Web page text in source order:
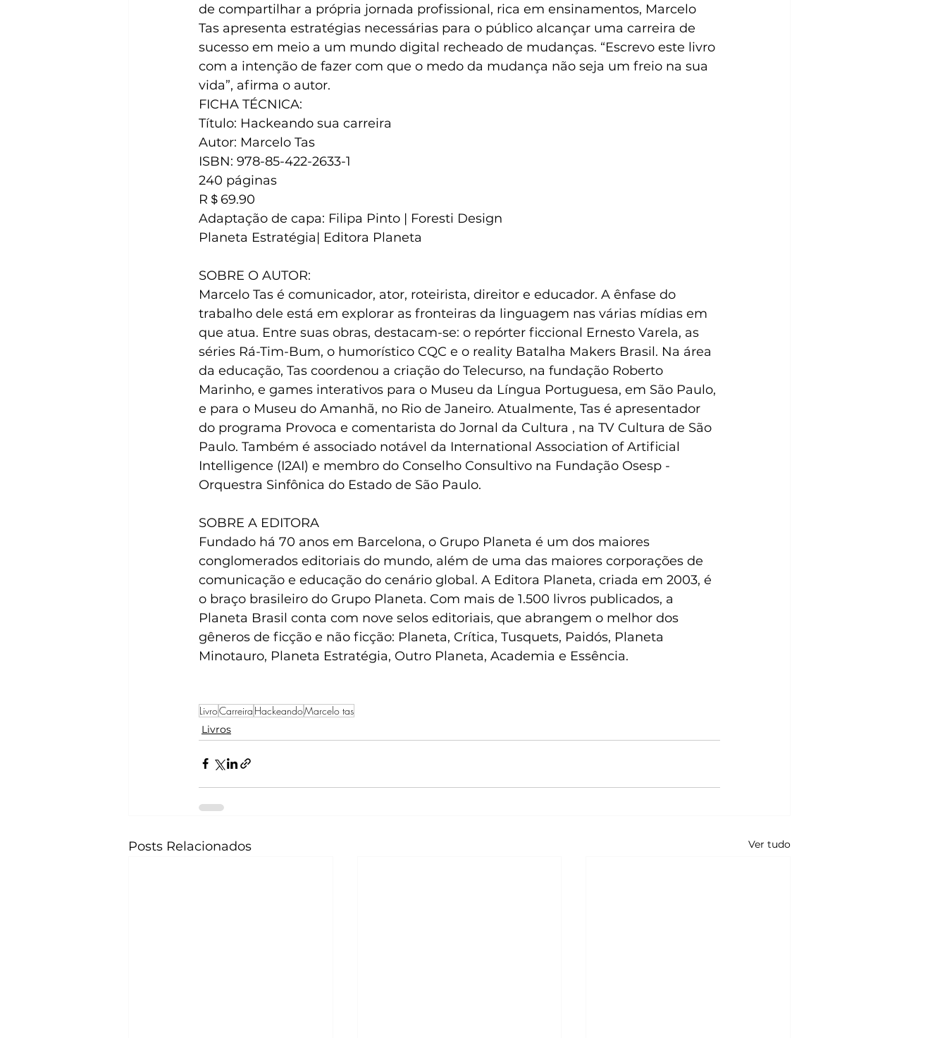
de compartilhar a própria jornada profissional, rica em ensinamentos, Marcelo
Tas apresenta estratégias necessárias para o público alcançar uma carreira de
sucesso em meio a um mundo digital recheado de mudanças. “Escrevo este livro
com a intenção de fazer com que o medo da mudança não seja um freio na sua
vida”, afirma o autor.
FICHA TÉCNICA:
Título: Hackeando sua carreira
Autor: Marcelo Tas
ISBN: 978-85-422-2633-1
240 páginas
R＄69.90
Adaptação de capa: Filipa Pinto | Foresti Design
Planeta Estratégia| Editora Planeta
SOBRE O AUTOR:
Marcelo Tas é comunicador, ator, roteirista, direitor e educador. A ênfase do
trabalho dele está em explorar as fronteiras da linguagem nas várias mídias em
que atua. Entre suas obras, destacam-se: o repórter ficcional Ernesto Varela, as
séries Rá-Tim-Bum, o humorístico CQC e o reality Batalha Makers Brasil. Na área
da educação, Tas coordenou a criação do Telecurso, na fundação Roberto
Marinho, e games interativos para o Museu da Língua Portuguesa, em São Paulo,
e para o Museu do Amanhã, no Rio de Janeiro. Atualmente, Tas é apresentador
do programa Provoca e comentarista do Jornal da Cultura , na TV Cultura de São
Paulo. Também é associado notável da International Association of Artificial
Intelligence (I2AI) e membro do Conselho Consultivo na Fundação Osesp -
Orquestra Sinfônica do Estado de São Paulo.
SOBRE A EDITORA
Fundado há 70 anos em Barcelona, o Grupo Planeta é um dos maiores
conglomerados editoriais do mundo, além de uma das maiores corporações de
comunicação e educação do cenário global. A Editora Planeta, criada em 2003, é
o braço brasileiro do Grupo Planeta. Com mais de 1.500 livros publicados, a
Planeta Brasil conta com nove selos editoriais, que abrangem o melhor dos
gêneros de ficção e não ficção: Planeta, Crítica, Tusquets, Paidós, Planeta
Minotauro, Planeta Estratégia, Outro Planeta, Academia e Essência.
LivroCarreira HackeandoMarcelo tas
Livros
Posts Relacionados Ver tudo